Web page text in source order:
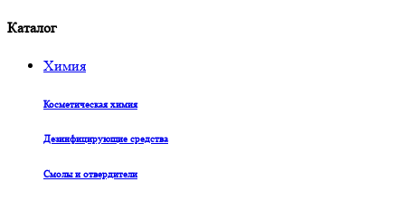
Каталог
Химия
Косметическая химия
Дезинфицирующие средства
Смолы и отвердители